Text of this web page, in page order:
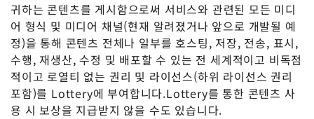
귀하는 콘텐츠를 게시함으로써 서비스와 관련된 모든 미디
어 형식 및 미디어 채널(현재 알려졌거나 앞으로 개발될 예
정)을 통해 콘텐츠 전체나 일부를 호스팅, 저장, 전송, 표시,
수행, 재생산, 수정 및 배포할 수 있는 전 세계적이고 비독점
적이고 로열티 없는 권리 및 라이선스(하위 라이선스 권리
포함)를 Lottery에 부여합니다.Lottery를 통한 콘텐츠 사
용 시 보상을 지급받지 않을 수도 있습니다.